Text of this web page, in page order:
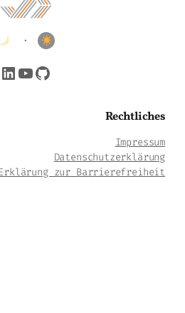
•
LinkedIn YouTube GitHub
Rechtliches
Impressum
Datenschutzerklärung
Erklärung zur Barrierefreiheit